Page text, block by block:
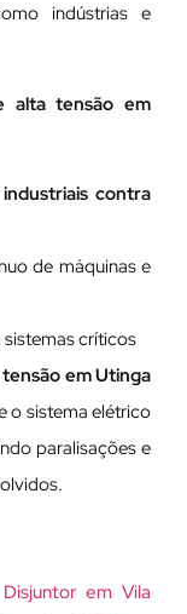
indústrias e
alta tensão em
contra
de máquinas e
sistemas críticos
em Utinga
o sistema elétrico
paralisações e
em Vila